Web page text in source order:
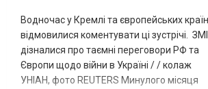
Водночас у Кремлі та європейських
відмовилися коментувати ці зустрічі. ЗМІ
дізналися про таємні переговори РФ та
Європи щодо війни в Україні / / колаж
УНІАН, фото REUTERS Минулого місяця